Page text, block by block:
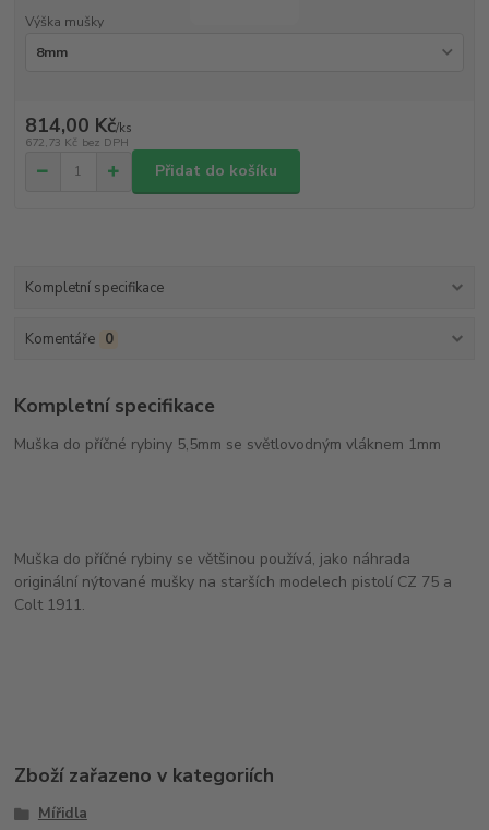
Výška mušky
814,00 Kč/ks
672,73 Kč bez DPH
Přidat do košíku
Kompletní specifikace
Komentáře 0
Kompletní specifikace
Muška do příčné rybiny 5,5mm se světlovodným vláknem 1mm
Muška do příčné rybiny se většinou používá, jako náhrada
originální nýtované mušky na starších modelech pistolí CZ 75 a
Colt 1911.
Zboží zařazeno v kategoriích
Mířidla